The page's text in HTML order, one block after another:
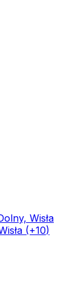
Wisła
(+10)